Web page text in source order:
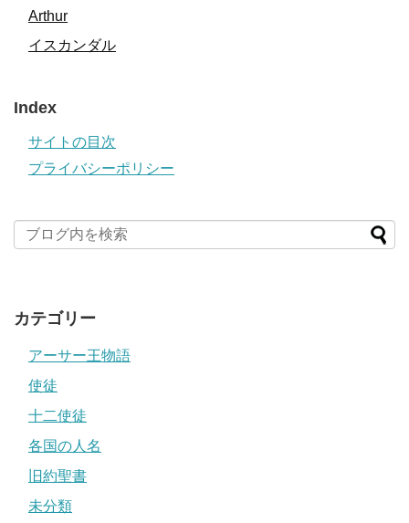
Arthur
イスカンダル
Index
サイトの目次
プライバシーポリシー
カテゴリー
アーサー王物語
使徒
十二使徒
各国の人名
旧約聖書
未分類